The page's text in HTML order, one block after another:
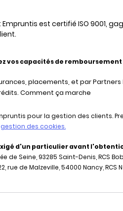
est certifié ISO 9001,
vos capacités de
placements, et par Partners
Comment ça marche
pour la gestion des clients.
gestion des cookies.
d'un particulier avant
Seine, 93285 Saint-Denis, RCS
de Malzeville, 54000 Nancy, RCS